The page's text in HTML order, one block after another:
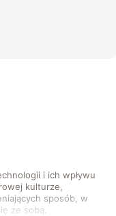
i ich wpływu
kulturze,
sposób, w
ze sobą.